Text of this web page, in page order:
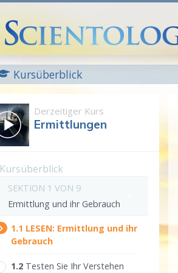
Kursüberblick
Derzeitiger Kurs
Ermittlungen
Kursüberblick
SEKTION 1 VON 9
Ermittlung und ihr Gebrauch
1.‎1 LESEN: Ermittlung und ihr
Gebrauch
1.‎2 Testen Sie Ihr Verstehen